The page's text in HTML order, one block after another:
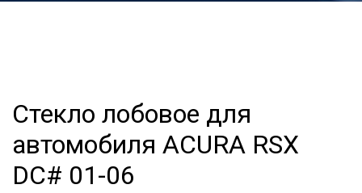
Стекло лобовое для
автомобиля ACURA RSX
DC# 01-06